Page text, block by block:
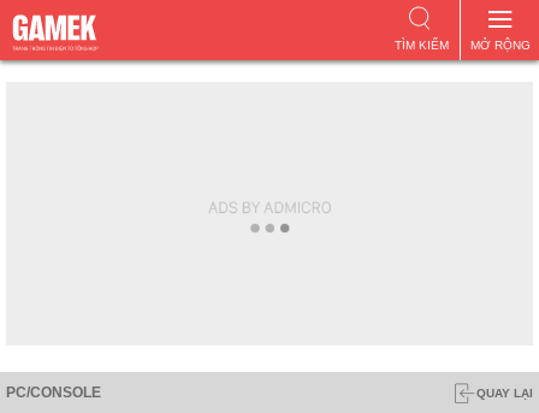
MỞ RỘNG
TÌM KIẾM
PC/CONSOLE QUAY LẠI